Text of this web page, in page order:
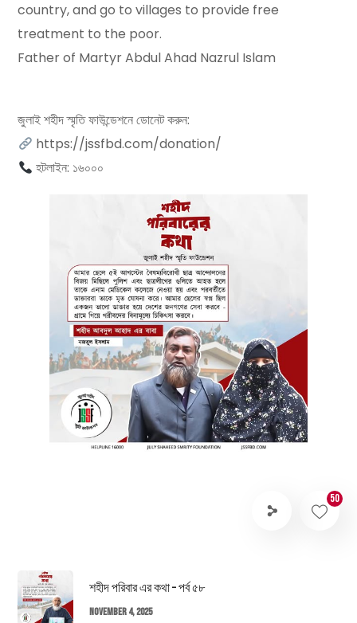
country, and go to villages to provide free
treatment to the poor.
Father of Martyr Abdul Ahad Nazrul Islam
জুলাই শহীদ স্মৃতি ফাউন্ডেশনে ডোনেট করুন:
https://jssfbd.com/donation/
হটলাইন: ১৬০০০
50
শহীদ পরিবার এর কথা – পর্ব ৫৮
November 4, 2025